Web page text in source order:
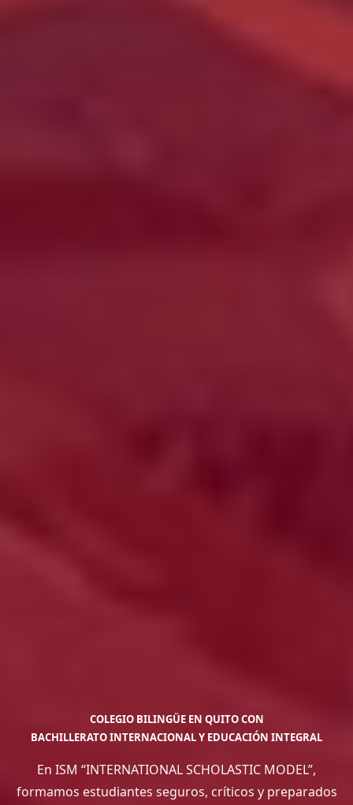
COLEGIO BILINGÜE EN QUITO CON
BACHILLERATO INTERNACIONAL Y EDUCACIÓN INTEGRAL
En ISM “INTERNATIONAL SCHOLASTIC MODEL”,
formamos estudiantes seguros, críticos y preparados